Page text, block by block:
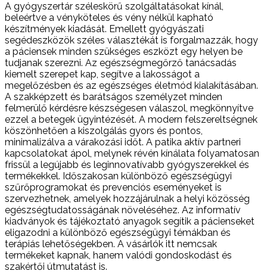
A gyógyszertár széleskörű szolgáltatásokat kínál,
beleértve a vényköteles és vény nélkül kapható
készítmények kiadását. Emellett gyógyászati
segédeszközök széles választékát is forgalmazzák, hogy
a páciensek minden szükséges eszközt egy helyen be
tudjanak szerezni. Az egészségmegőrző tanácsadás
kiemelt szerepet kap, segítve a lakosságot a
megelőzésben és az egészséges életmód kialakításában.
A szakképzett és barátságos személyzet minden
felmerülő kérdésre készségesen válaszol, megkönnyítve
ezzel a betegek ügyintézését. A modern felszereltségnek
köszönhetően a kiszolgálás gyors és pontos,
minimalizálva a várakozási időt. A patika aktív partneri
kapcsolatokat ápol, melynek révén kínálata folyamatosan
frissül a legújabb és leginnovatívabb gyógyszerekkel és
termékekkel. Időszakosan különböző egészségügyi
szűrőprogramokat és prevenciós eseményeket is
szervezhetnek, amelyek hozzájárulnak a helyi közösség
egészségtudatosságának növeléséhez. Az informatív
kiadványok és tájékoztató anyagok segítik a pácienseket
eligazodni a különböző egészségügyi témákban és
terápiás lehetőségekben. A vásárlók itt nemcsak
termékeket kapnak, hanem valódi gondoskodást és
szakértői útmutatást is.